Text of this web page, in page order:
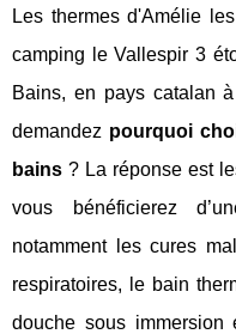
Les thermes d'Amélie
camping le Vallespir 3
Bains, en pays catalan
demandez pourquoi
bains ? La réponse est
vous bénéficierez
notamment les cures
respiratoires, le bain
douche sous